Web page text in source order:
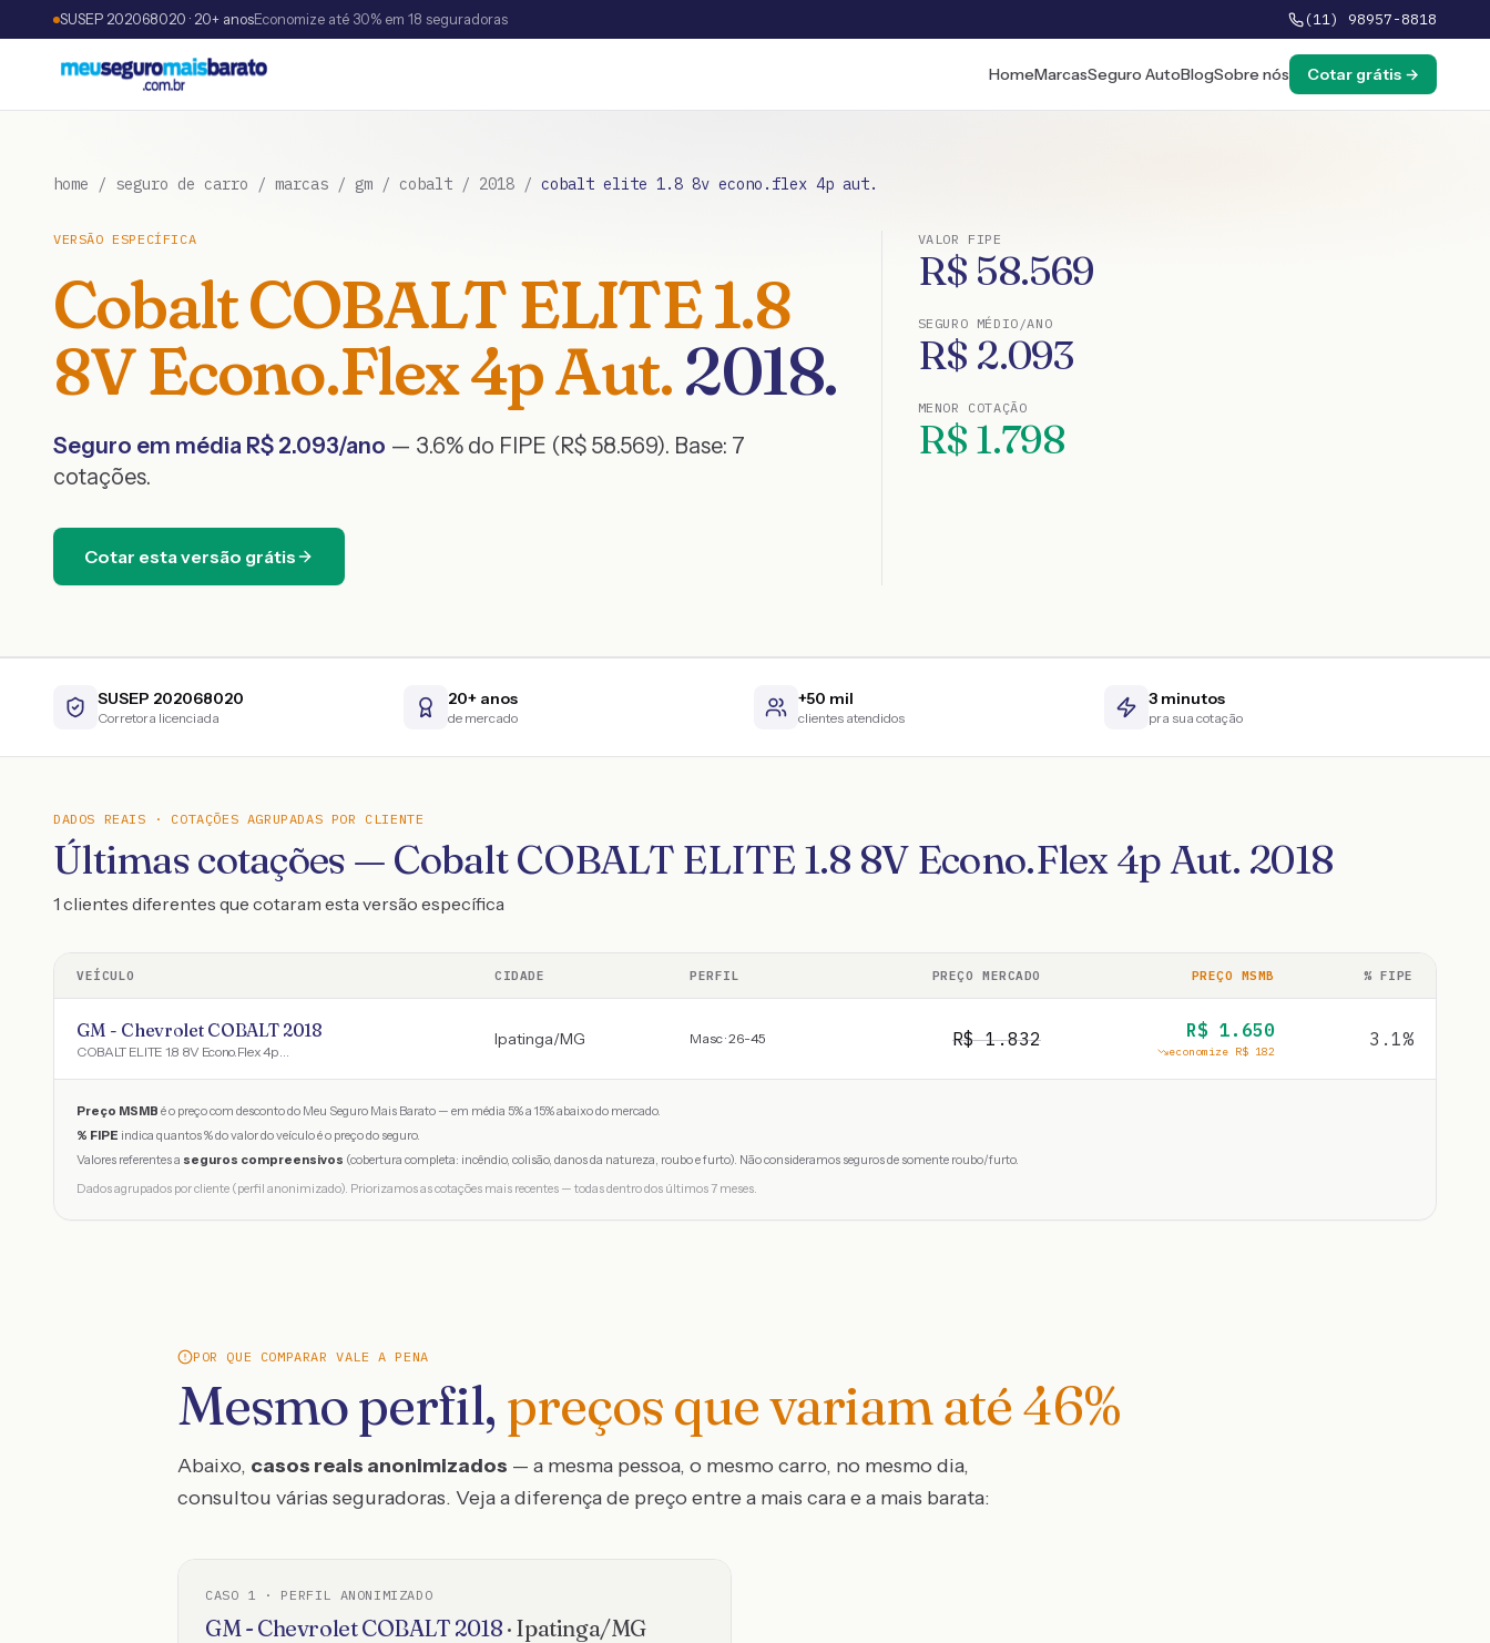
SUSEP 202068020 · 20+ anosEconomize até 30% em 18 seguradoras (11) 98957-8818
HomeMarcasSeguro AutoBlogSobre nós Cotar grátis →
home / seguro de carro / marcas / gm / cobalt / 2018 / cobalt elite 1.8 8v econo.flex 4p aut.
VERSÃO ESPECÍFICA
CobaltCOBALT ELITE 1.8
8V Econo.Flex 4p Aut.2018.
Seguro em média R$ 2.093/ano — 3.6% do FIPE (R$ 58.569). Base: 7
cotações.
Cotar esta versão grátis
VALOR FIPE
R$ 58.569
SEGURO MÉDIO/ANO
R$ 2.093
MENOR COTAÇÃO
R$ 1.798
SUSEP 202068020
Corretora licenciada
20+ anos
de mercado
+50 mil
clientes atendidos
3 minutos
pra sua cotação
DADOS REAIS · COTAÇÕES AGRUPADAS POR CLIENTE
Últimas cotações — Cobalt COBALT ELITE 1.8 8V Econo.Flex 4p Aut. 2018
1 clientes diferentes que cotaram esta versão específica
VEÍCULO CIDADE PERFIL PREÇO MERCADO PREÇO MSMB % FIPE
GM - Chevrolet COBALT 2018
COBALT ELITE 1.8 8V Econo.Flex 4p Aut.
Ipatinga/MG Masc · 26-45 R$1.832 R$ 1.650
economize R$ 182
3.1%
Preço MSMB é o preço com desconto do Meu Seguro Mais Barato — em média 5% a 15% abaixo do mercado.
% FIPE indica quantos % do valor do veículo é o preço do seguro.
Valores referentes a seguros compreensivos (cobertura completa: incêndio, colisão, danos da natureza, roubo e furto). Não consideramos seguros de somente roubo/furto.
Dados agrupados por cliente (perfil anonimizado). Priorizamos as cotações mais recentes — todas dentro dos últimos 7 meses.
POR QUE COMPARAR VALE A PENA
Mesmo perfil, preços que variam até46%
Abaixo, casos reais anonimizados — a mesma pessoa, o mesmo carro, no mesmo dia,
consultou várias seguradoras. Veja a diferença de preço entre a mais cara e a mais barata:
CASO 1 · PERFIL ANONIMIZADO
GM - ChevroletCOBALT 2018 · Ipatinga/MG